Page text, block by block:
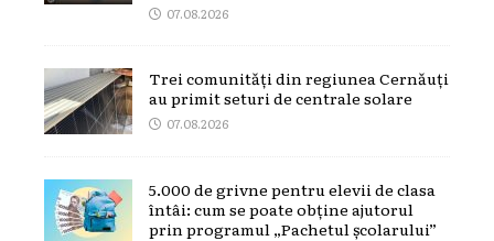
07.08.2026
Trei comunități din regiunea Cernăuți
au primit seturi de centrale solare
07.08.2026
5.000 de grivne pentru elevii de clasa
întâi: cum se poate obține ajutorul
prin programul „Pachetul școlarului”